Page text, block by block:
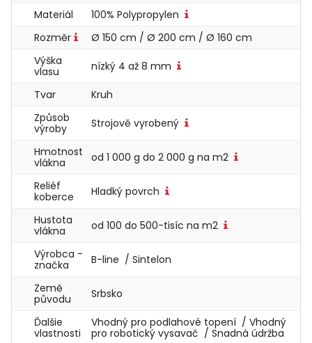
Materiál
100% Polypropylen
Rozměr
Ø 150 cm / Ø 200 cm / Ø 160 cm
Výška
vlasu
nízký 4 až 8 mm
Tvar
Kruh
Způsob
výroby
Strojově vyrobený
Hmotnost
vlákna
od 1 000 g do 2 000 g na m2
Reliéf
koberce
Hladký povrch
Hustota
vlákna
od 100 do 500-tisíc na m2
Výrobca -
značka
B-line / Sintelon
Země
původu
Srbsko
Ďalšie
vlastnosti
Vhodný pro podlahové topení / Vhodný
pro robotický vysavač / Snadná údržba